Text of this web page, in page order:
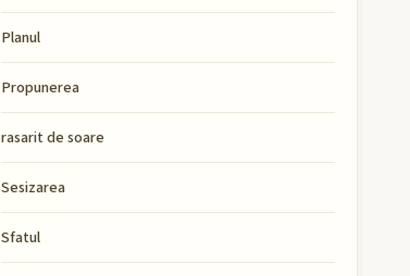
Planul
Propunerea
rasarit de soare
Sesizarea
Sfatul